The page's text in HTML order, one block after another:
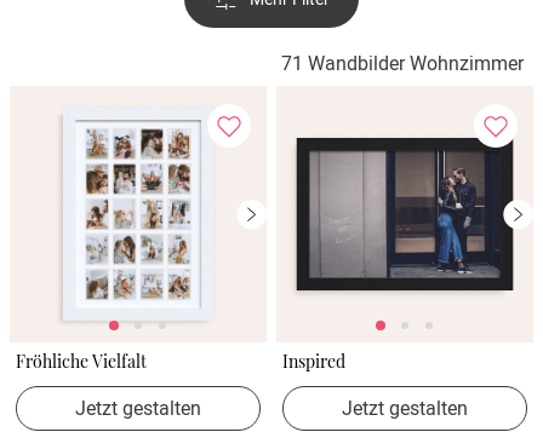
71 Wandbilder Wohnzimmer
Fröhliche Vielfalt
Jetzt gestalten
Inspired
Jetzt gestalten